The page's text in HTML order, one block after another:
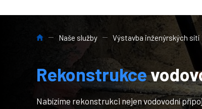
HYDROSTAV BP: Profesionální stavební,
Naše služby Výstavba inženýrských sítí
Rekonstrukce
Nabízíme rekonstrukci nejen vodovodní